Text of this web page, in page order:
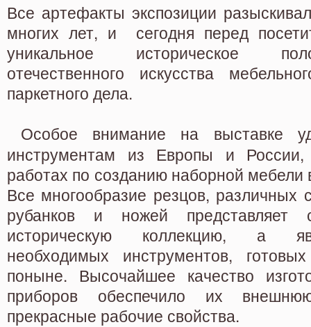
Все артефакты экспозиции
многих лет, и сегодня перед
уникальное историческое
отечественного искусства
паркетного дела.
Особое внимание на выставке
инструментам из Европы и
работах по созданию наборной мебели
Все многообразие резцов, различных
рубанков и ножей представляет
историческую коллекцию, а
необходимых инструментов,
поныне. Высочайшее качество
приборов обеспечило их
прекрасные рабочие свойства.